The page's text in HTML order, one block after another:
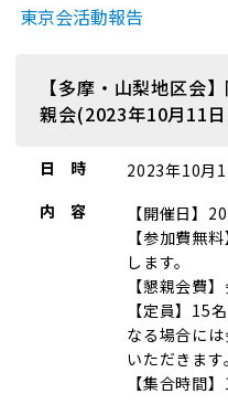
東京会活動報告
【多摩・山梨地区会
親会(2023年10月11
日 時
2023年10月
内 容
【開催日】
【参加費無
します。
【懇親会費
【定員】15
なる場合に
いただきます。
【集合時間